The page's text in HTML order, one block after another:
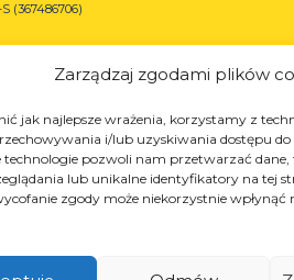
Zarządzaj zgodami plików
jak najlepsze wrażenia, korzystamy z
i/lub uzyskiwania dostępu
technologie pozwoli nam przetwarzać dane,
lub unikalne identyfikatory na tej
zgody może niekorzystnie wpłynąć
(367486706)